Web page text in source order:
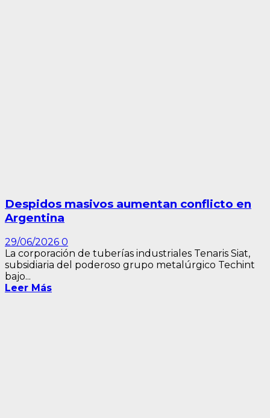
Despidos masivos aumentan conflicto en
Argentina
29/06/2026 0
La corporación de tuberías industriales Tenaris Siat,
subsidiaria del poderoso grupo metalúrgico Techint
bajo...
Leer Más